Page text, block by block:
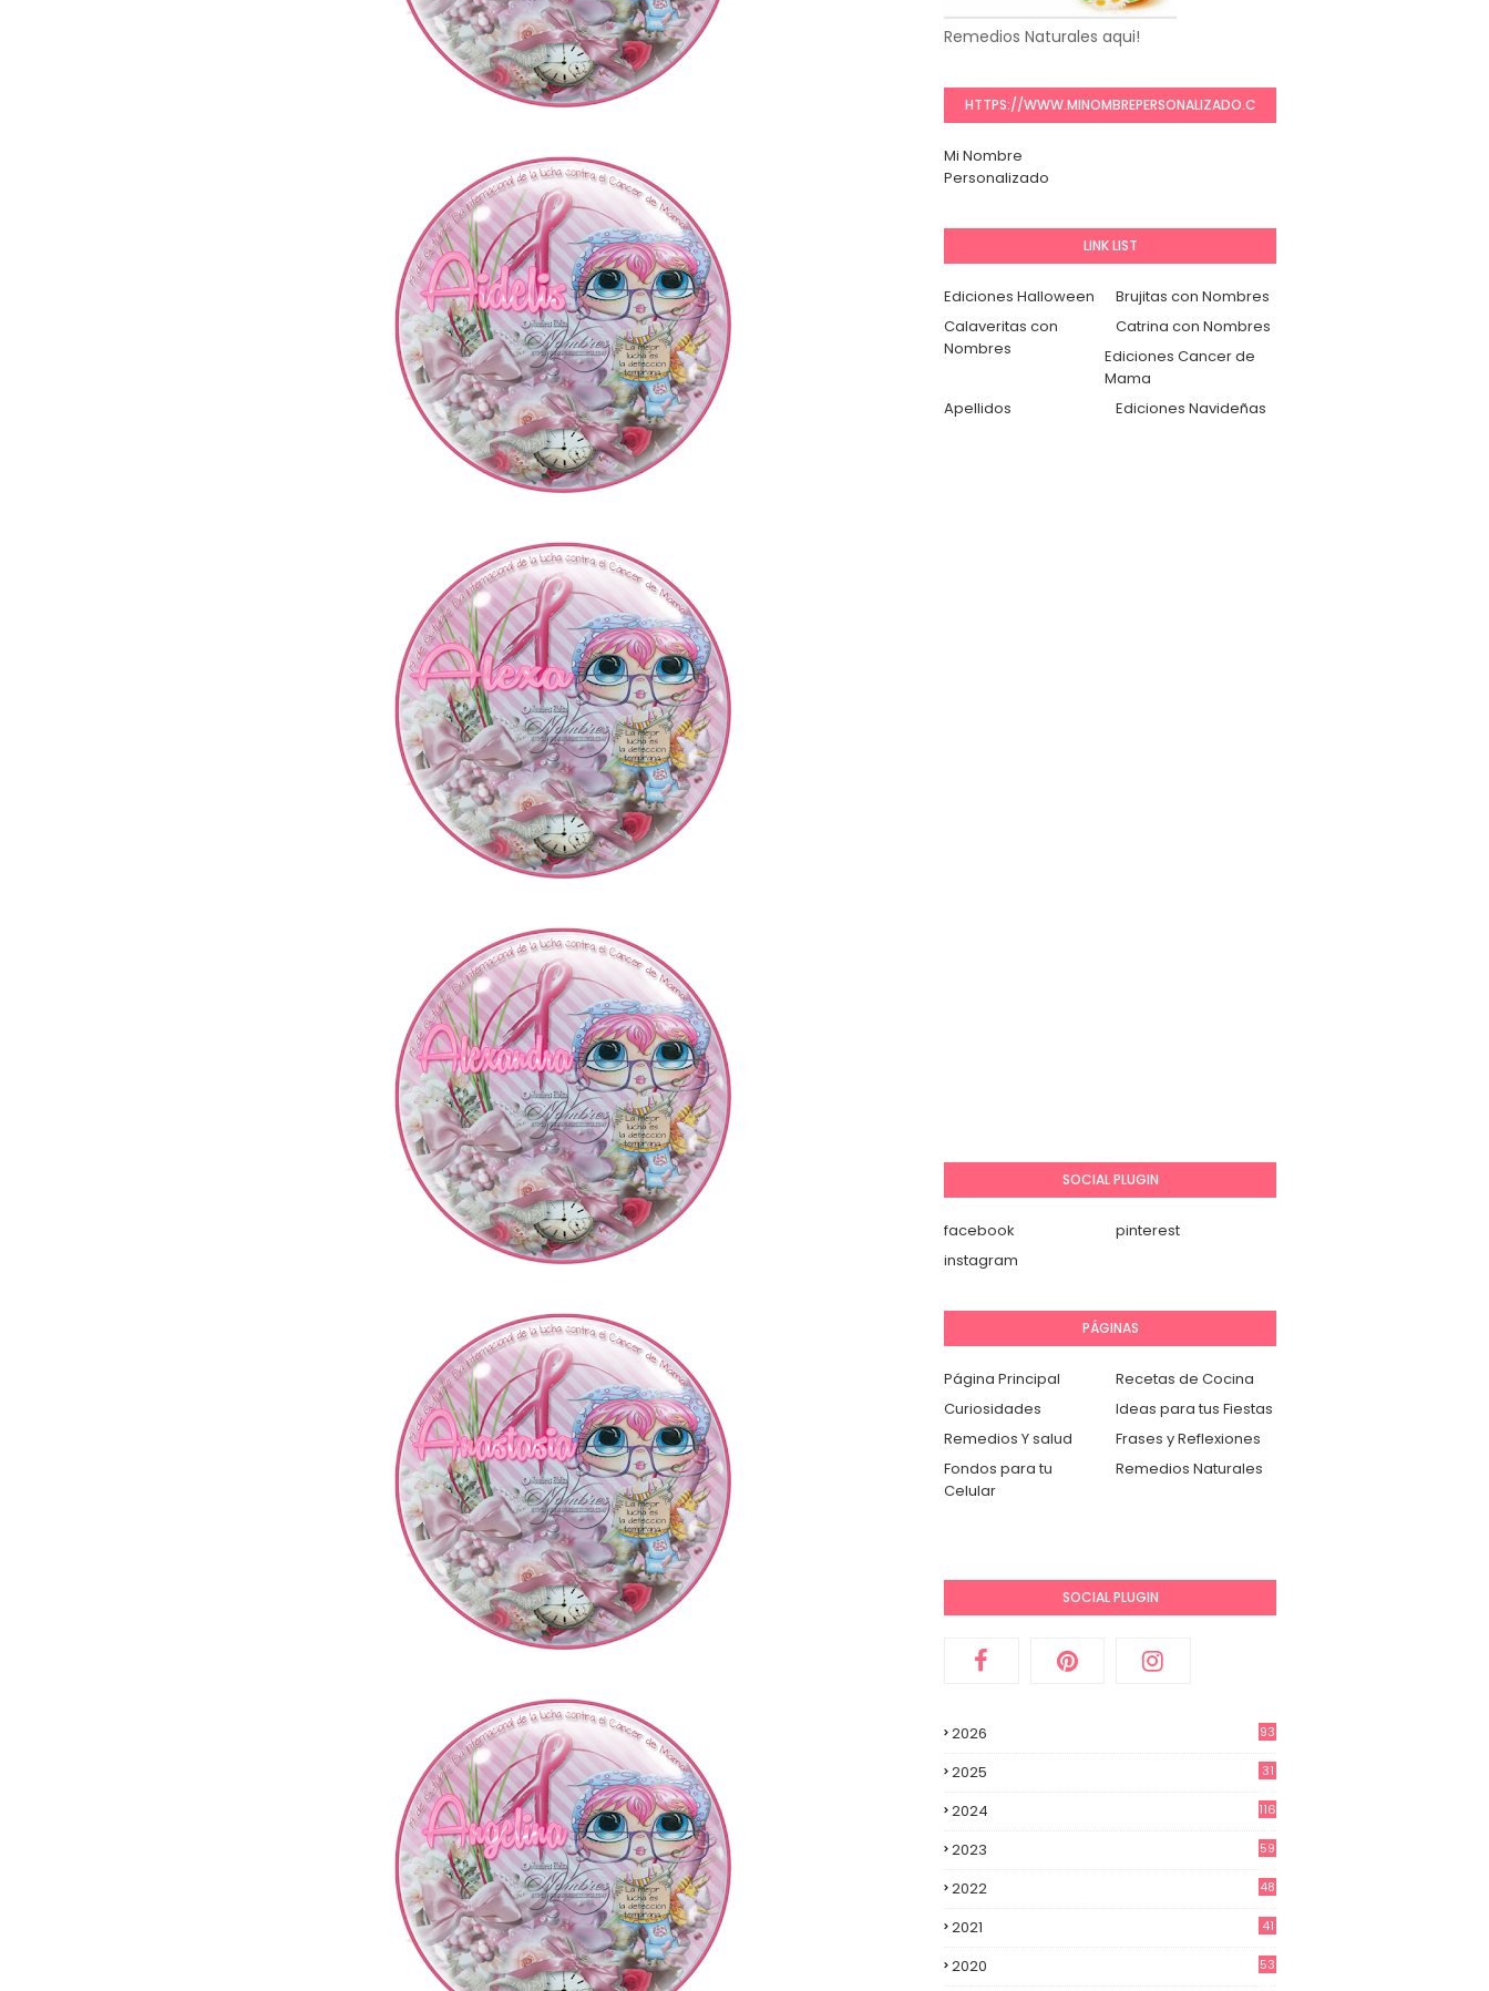
Remedios Naturales aqui!
HTTPS://WWW.MINOMBREPERSONALIZADO.C
Mi Nombre
Personalizado
LINK LIST
Ediciones Halloween
Brujitas con Nombres
Calaveritas con
Nombres
Catrina con Nombres
Ediciones Cancer de
Mama
Ediciones Navideñas
Apellidos
SOCIAL PLUGIN
facebook
pinterest
instagram
PÁGINAS
Página Principal
Recetas de Cocina
Curiosidades
Ideas para tus Fiestas
Remedios Y salud
Frases y Reflexiones
Fondos para tu
Celular
Remedios Naturales
SOCIAL PLUGIN
2026 93
2025
31
2024
116
2023
59
2022
48
2021
41
2020
53